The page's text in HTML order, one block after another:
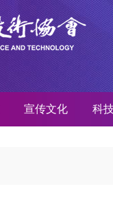
宣传文化 科